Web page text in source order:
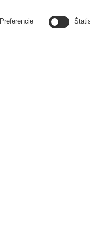
Preferencie